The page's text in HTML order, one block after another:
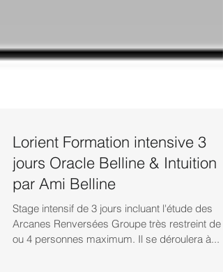
Lorient Formation intensive 3
jours Oracle Belline & Intuition
par Ami Belline